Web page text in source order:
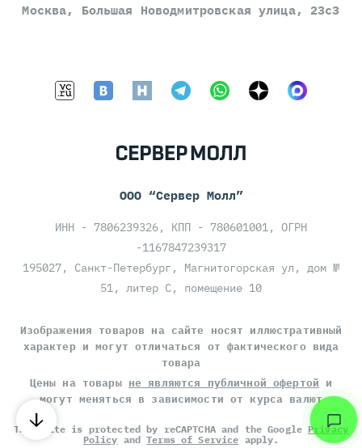
Москва, Большая Новодмитровская улица, 23с3
ООО “Сервер Молл”
ИНН - 7806239326, КПП - 780601001, ОГРН
-1167847239317
195027, Санкт-Петербург, Магнитогорская ул, дом №
51, литер С, помещение 10
Изображения товаров на сайте носят иллюстративный
характер и могут отличаться от фактического вида
товара
Цены на товары не являются публичной офертой и
могут меняться в зависимости от курса валют
This site is protected by reCAPTCHA and the Google Privacy
Policy andTerms of Service apply.